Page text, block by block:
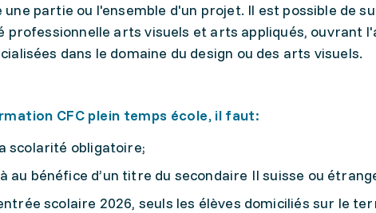
partie ou l'ensemble d'un projet. Il est possible de
arts visuels et arts appliqués, ouvrant
dans le domaine du design ou des arts visuels.
CFC plein temps école, il faut:
scolarité obligatoire;
au bénéfice d’un titre du secondaire II suisse ou
scolaire 2026, seuls les élèves domiciliés sur le